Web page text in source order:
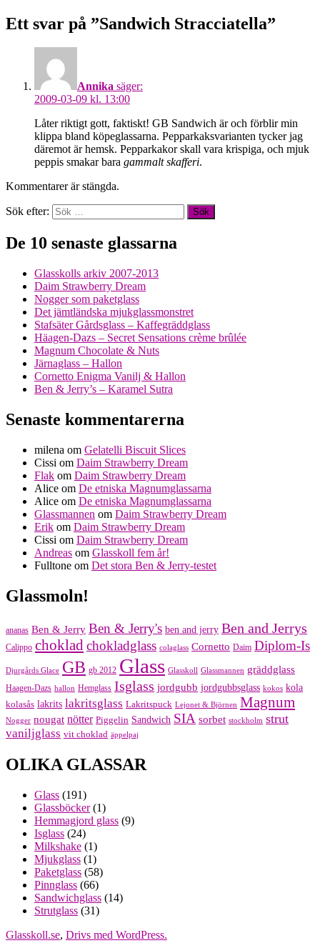
Ett svar på ”Sandwich Stracciatella”
Annika säger:
2009-03-09 kl. 13:00
Låter riktigt gott, faktiskt! GB Sandwich är och förblir min
klippa bland köpeglassarna. Pepparkaksvarianten tycker jag
däremot är hemsk. Pepparkakor skall vara krispiga, och mjuk
peppis smakar bara gammalt skafferi.
Kommentarer är stängda.
Sök efter:
De 10 senaste glassarna
Glasskolls arkiv 2007-2013
Daim Strawberry Dream
Nogger som paketglass
Det jämtländska mjukglassmonstret
Stafsäter Gårdsglass – Kaffegräddglass
Häagen-Dazs – Secret Sensations crème brûlée
Magnum Chocolate & Nuts
Järnaglass – Hallon
Cornetto Enigma Vanilj & Hallon
Ben & Jerry’s – Karamel Sutra
Senaste kommentarerna
milena om Gelatelli Biscuit Slices
Cissi om Daim Strawberry Dream
Flak om Daim Strawberry Dream
Alice om De etniska Magnumglassarna
Alice om De etniska Magnumglassarna
Glassmannen om Daim Strawberry Dream
Erik om Daim Strawberry Dream
Cissi om Daim Strawberry Dream
Andreas om Glasskoll fem år!
Fulltone om Det stora Ben & Jerry-testet
Glassmoln!
ananas Ben & Jerry Ben & Jerry's ben and jerry Ben and Jerrys
Calippo choklad chokladglass colaglass Cornetto Daim Diplom-Is
Djurgårds Glace GB gb 2012 Glass Glasskoll Glassmannen gräddglass
Haagen-Dazs hallon Hemglass Isglass jordgubb jordgubbsglass kokos kola
kolasås lakrits lakritsglass Lakritspuck Lejonet & Björnen Magnum
Nogger nougat nötter Piggelin Sandwich SIA sorbet stockholm strut
vaniljglass vit choklad äppelpaj
OLIKA GLASSAR
Glass (191)
Glassböcker(1)
Hemmagjord glass (9)
Isglass (24)
Milkshake (1)
Mjukglass (1)
Paketglass (58)
Pinnglass (66)
Sandwichglass (14)
Strutglass (31)
Glasskoll.se, Drivs med WordPress.